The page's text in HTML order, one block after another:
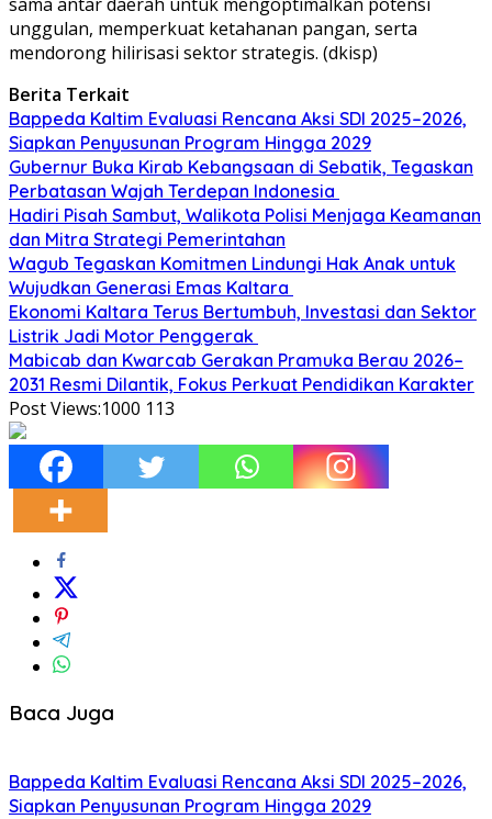
unggulan, memperkuat ketahanan pangan, serta
mendorong hilirisasi sektor strategis. (dkisp)
Berita Terkait
Bappeda Kaltim Evaluasi Rencana Aksi SDI 2025–2026,
Siapkan Penyusunan Program Hingga 2029
Gubernur Buka Kirab Kebangsaan di Sebatik, Tegaskan
Perbatasan Wajah Terdepan Indonesia
Hadiri Pisah Sambut, Walikota Polisi Menjaga Keamanan
dan Mitra Strategi Pemerintahan
Wagub Tegaskan Komitmen Lindungi Hak Anak untuk
Wujudkan Generasi Emas Kaltara
Ekonomi Kaltara Terus Bertumbuh, Investasi dan Sektor
Listrik Jadi Motor Penggerak
Mabicab dan Kwarcab Gerakan Pramuka Berau 2026–
2031 Resmi Dilantik, Fokus Perkuat Pendidikan Karakter
Post Views:1000 113
Baca Juga
Bappeda Kaltim Evaluasi Rencana Aksi SDI 2025–2026,
Siapkan Penyusunan Program Hingga 2029